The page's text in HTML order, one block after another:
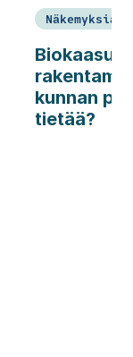
Näkemyksiä
kunnan
tietää?